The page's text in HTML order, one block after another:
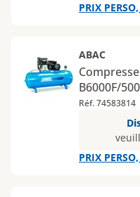
PRIX
ABAC
B6000F/
Réf. 74583814
PRIX